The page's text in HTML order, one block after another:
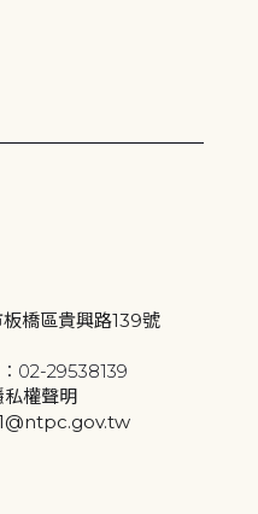
橋區貴興路139號
02-29538139
私權聲明